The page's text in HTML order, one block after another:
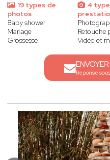
19 types de
photos
Baby shower
Mariage
Grossesse
4
Retouche
Vidéo et
Réponse